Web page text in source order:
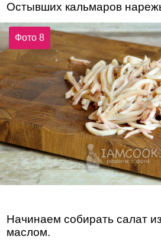
Остывших кальмаров
Фото 8
Начинаем собирать салат
маслом.